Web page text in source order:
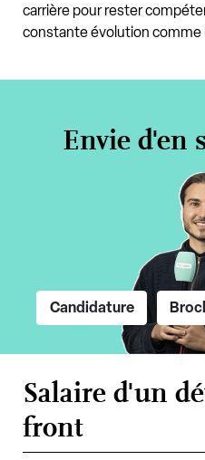
carrière pour rester
constante évolution
Envie d'en
Candidature
Salaire d'un
front